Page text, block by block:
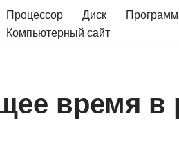
Процессор Диск
Компьютерный сайт
время в